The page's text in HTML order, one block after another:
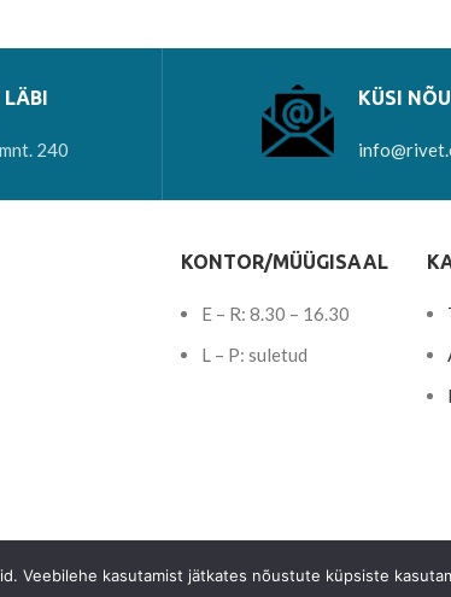
LÄBI
240
KÜSI NÕU
KONTOR/MÜÜGISAAL
E – R: 8.30 – 16.30
L – P: suletud
© 2023 -Teemant
Veebilehe kasutamist jätkates nõustute küpsiste